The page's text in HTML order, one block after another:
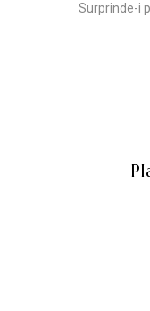
Surprinde-i